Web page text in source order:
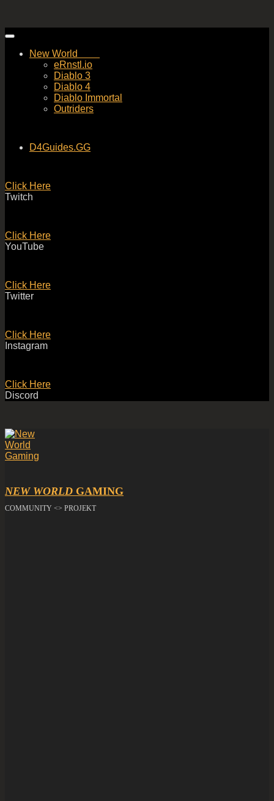
Skip
contentNew World
eRnstl.io
Diablo 3
Diablo 4
Diablo Immortal
Outriders
D4Guides.GG
Click Here
Twitch
Click Here
YouTube
Click Here
Twitter
Click Here
Instagram
Click Here
Discord
NEW WORLD GAMING
COMMUNITY <> PROJEKT